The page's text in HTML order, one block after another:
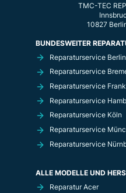
TMC-TEC
10827
BUNDESWEITER
Reparaturservice Berlin
Reparaturservice
Reparaturservice
Reparaturservice
Reparaturservice Köln
Reparaturservice
Reparaturservice
ALLE MODELLE UND
Reparatur Acer